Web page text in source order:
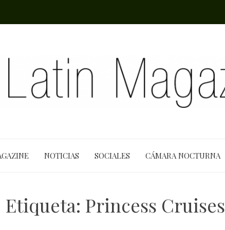
NOTICIAS SOCIALES CÁMARA NOCTURNA
Etiqueta: Princess Cruises